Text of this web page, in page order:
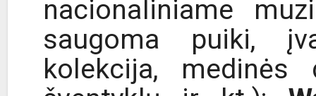
nacionaliniame
saugoma puiki,
kolekcija,